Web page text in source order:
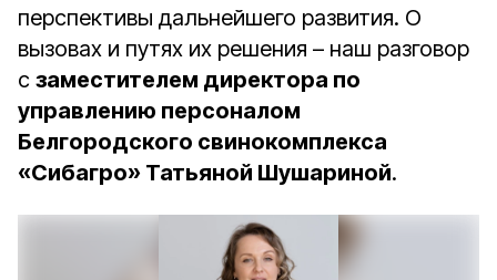
перспективы дальнейшего развития. О
вызовах и путях их решения – наш разговор
с заместителем директора по
управлению персоналом
Белгородского свинокомплекса
«Сибагро» Татьяной Шушариной.